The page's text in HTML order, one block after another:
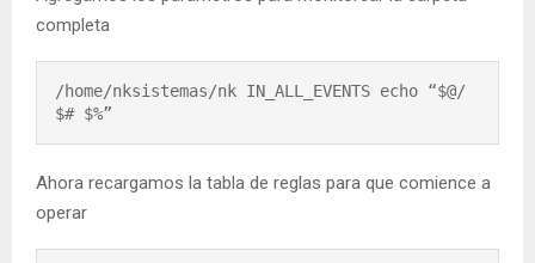
completa
/home/nksistemas/nk IN_ALL_EVENTS echo “$@/
$# $%”
Ahora recargamos la tabla de reglas para que comience a
operar